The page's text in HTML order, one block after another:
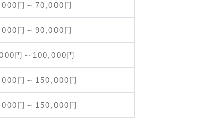
円～70,000円
円～90,000円
円～100,000円
円～150,000円
円～150,000円